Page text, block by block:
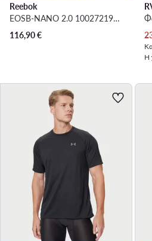
Reebok
EOSB-NANO 2.0 100272195 · Παπούτσια για Γυμναστήριο
116,90€
Η